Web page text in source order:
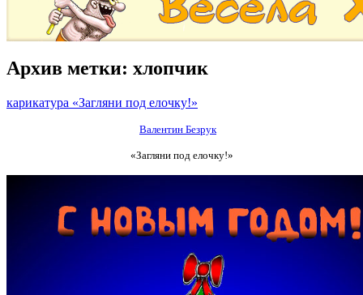
Архив метки: хлопчик
карикатура «Загляни под елочку!»
Валентин Безрук
«Загляни под елочку!»